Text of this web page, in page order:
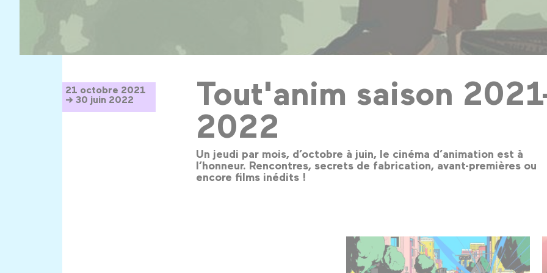
21 octobre 2021
→ 30 juin 2022
Tout'anim saison
2022
Un jeudi par mois, d’octobre à juin, le cinéma d’animation est à
l’honneur. Rencontres, secrets de fabrication, avant-premières ou
encore films inédits !